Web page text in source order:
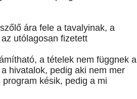
ára fele a tavalyinak, a
utólagosan fizetett
a tételek nem függnek a
hivatalok, pedig aki nem mer
késik, pedig a mi